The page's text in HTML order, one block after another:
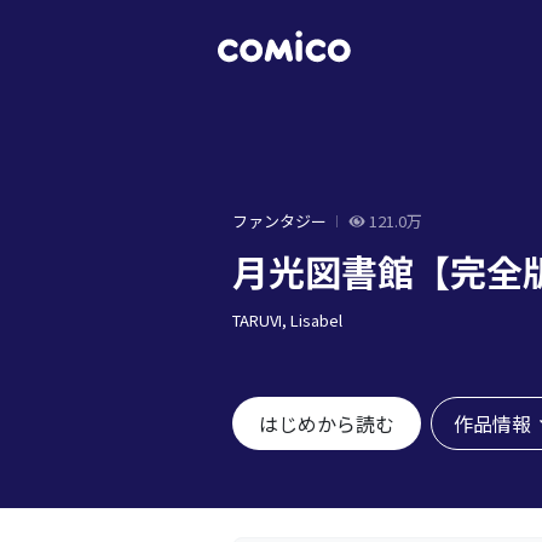
ファンタジー 121.0万
月光図書館【完全
TARUVI, Lisabel
はじめから読む 作品情報